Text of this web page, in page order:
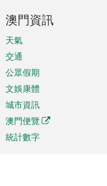
澳門資訊
天氣
交通
公眾假期
文娛康體
城市資訊
澳門便覽
統計數字